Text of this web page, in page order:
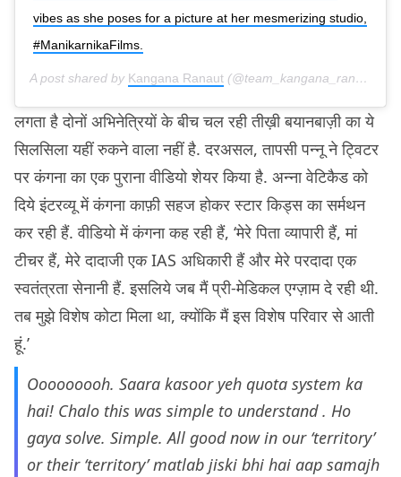
vibes as she poses for a picture at her mesmerizing studio,
#ManikarnikaFilms.
A post shared by Kangana Ranaut (@team_kangana_ranaut) on
लगता है दोनों अभिनेत्रियों के बीच चल रही तीख़ी बयानबाज़ी का ये
सिलसिला यहीं रुकने वाला नहीं है. दरअसल, तापसी पन्नू ने ट्विटर
पर कंगना का एक पुराना वीडियो शेयर किया है. अन्ना वेटिकैड को
दिये इंटरव्यू में कंगना काफ़ी सहज होकर स्टार किड्स का सर्मथन
कर रही हैं. वीडियो में कंगना कह रही हैं, ‘मेरे पिता व्यापारी हैं, मां
टीचर हैं, मेरे दादाजी एक IAS अधिकारी हैं और मेरे परदादा एक
स्वतंत्रता सेनानी हैं. इसलिये जब मैं प्री-मेडिकल एग्ज़ाम दे रही थी.
तब मुझे विशेष कोटा मिला था, क्योंकि मैं इस विशेष परिवार से आती
हूं.’
Ooooooooh. Saara kasoor yeh quota system ka
hai! Chalo this was simple to understand . Ho
gaya solve. Simple. All good now in our ‘territory’
or their ‘territory’ matlab jiski bhi hai aap samajh